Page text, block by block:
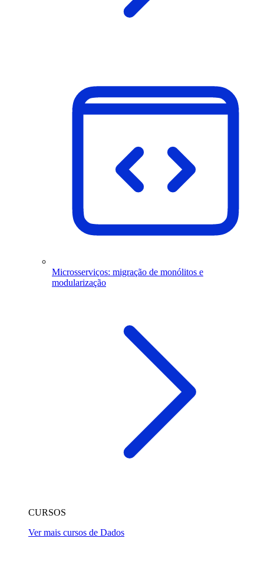
Microsserviços: migração de monólitos e
modularização
CURSOS
Ver mais cursos de Dados